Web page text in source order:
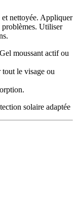
nettoyée. Appliquer
problèmes. Utiliser
moussant actif ou
le visage ou
solaire adaptée